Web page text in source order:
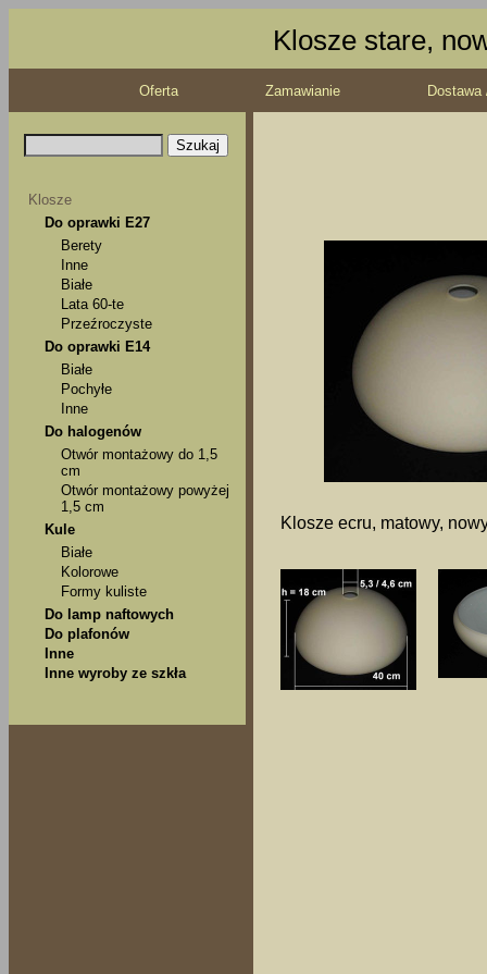
Klosze stare,
Oferta Zamawianie
Klosze
Do oprawki E27
Berety
Inne
Białe
Lata 60-te
Przeźroczyste
Do oprawki E14
Białe
Pochyłe
Inne
Do halogenów
Otwór montażowy do 1,5
cm
Otwór montażowy powyżej
1,5 cm
Kule
Białe
Kolorowe
Formy kuliste
Do lamp naftowych
Do plafonów
Inne
Inne wyroby ze szkła
Klosze ecru, matowy,